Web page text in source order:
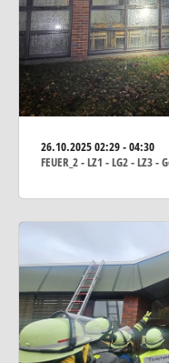
26.10.202502:29 - 04:30
FEUER_2 - LZ1 - LG2 - LZ3